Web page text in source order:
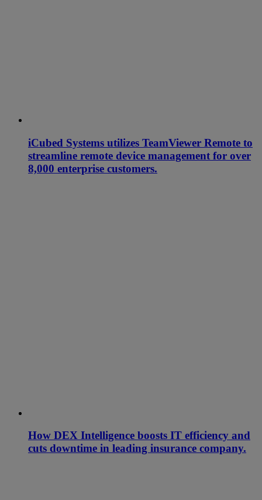
iCubed Systems utilizes TeamViewer Remote to
streamline remote device management for over
8,000 enterprise customers.
How DEX Intelligence boosts IT efficiency and
cuts downtime in leading insurance company.